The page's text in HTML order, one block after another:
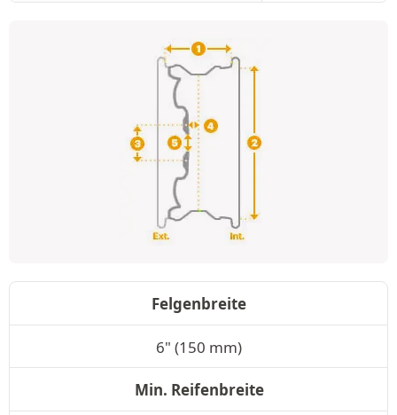
Felgenbreite
6" (150 mm)
Min. Reifenbreite